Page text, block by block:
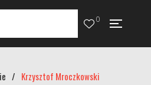
0
/ Krzysztof Mroczkowski